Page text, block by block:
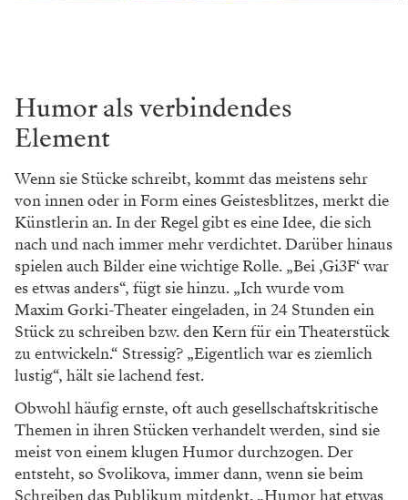
Humor als verbindendes
Element
Wenn sie Stücke schreibt, kommt das meistens sehr
von innen oder in Form eines Geistesblitzes, merkt die
Künstlerin an. In der Regel gibt es eine Idee, die sich
nach und nach immer mehr verdichtet. Darüber hinaus
spielen auch Bilder eine wichtige Rolle. „Bei ‚Gi3F‘ war
es etwas anders“, fügt sie hinzu. „Ich wurde vom
Maxim Gorki-Theater eingeladen, in 24 Stunden ein
Stück zu schreiben bzw. den Kern für ein Theaterstück
zu entwickeln.“ Stressig? „Eigentlich war es ziemlich
lustig“, hält sie lachend fest.
Obwohl häufig ernste, oft auch gesellschaftskritische
Themen in ihren Stücken verhandelt werden, sind sie
meist von einem klugen Humor durchzogen. Der
entsteht, so Svolikova, immer dann, wenn sie beim